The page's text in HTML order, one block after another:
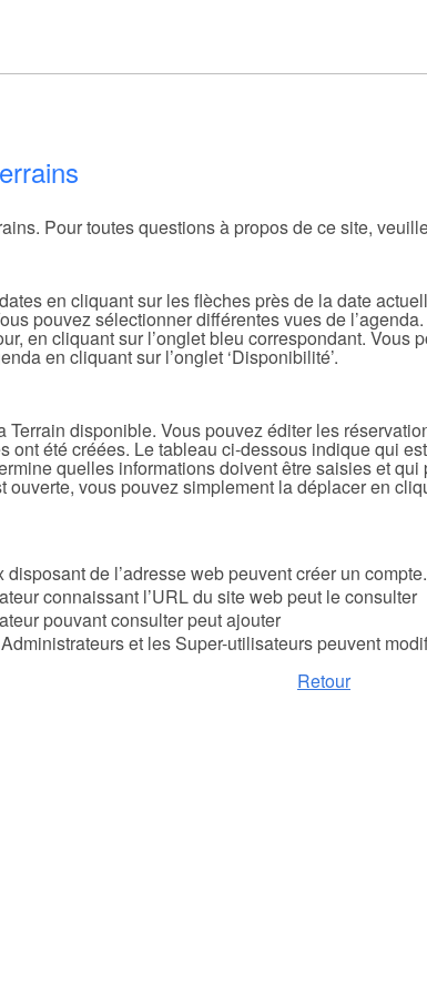
Pour toutes questions à propos de ce site,
en cliquant sur les flèches près de la date
pouvez sélectionner différentes vues de
en cliquant sur l’onglet bleu correspondant. Vous
en cliquant sur l’onglet ‘Disponibilité’.
disponible. Vous pouvez éditer les
ont été créées. Le tableau ci-dessous indique qui
quelles informations doivent être saisies et
ouverte, vous pouvez simplement la déplacer en
disposant de l’adresse web peuvent créer un compte.
connaissant l’URL du site web peut le consulter
pouvant consulter peut ajouter
et les Super-utilisateurs peuvent
Retour